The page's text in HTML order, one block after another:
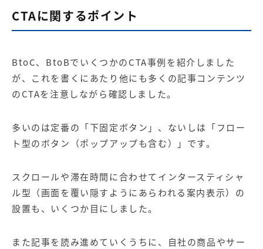
CTAに関するポイント
BtoC、BtoBでいくつかのCTA事例を紹介しました
が、これを書くにあたり他にも多くの記事コンテンツ
のCTAを注意しながら確認しました。
多いのは定番の「下固定ボタン」、ないしは「フロー
ト型のボタン（ポップアップも含む）」です。
スクロールや滞在時間に合わせてインタースティシャ
ル型（画面を覆い隠すようにあらわれる案内表示）の
設置も、いくつか目にしました。
また記事を読み進めていくうちに、自社の商品やサー